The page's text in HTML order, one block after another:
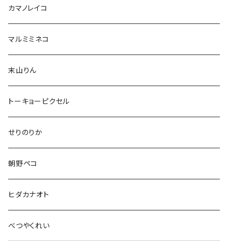
カマノレイコ
マルミミネコ
末山りん
トーキョーピクセル
せりのりか
朝野ペコ
ヒダカナオト
べつやくれい